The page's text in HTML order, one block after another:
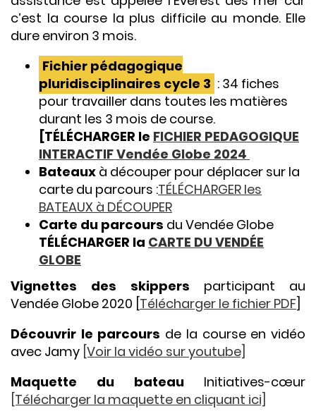
c’est la course la plus difficile au monde. Elle
dure environ 3 mois.
Fichier pédagogique
pluridisciplinaires cycle 3 : 34 fiches
pour travailler dans toutes les matières
durant les 3 mois de course.
[TÉLÉCHARGER le FICHIER PEDAGOGIQUE
INTERACTIF Vendée Globe 2024
Bateaux à découper pour déplacer sur la
carte du parcours :TÉLÉCHARGER les
BATEAUX à DÉCOUPER
Carte du parcours du Vendée Globe
TÉLÉCHARGER la CARTE DU VENDÉE
GLOBE
Vignettes des skippers participant au
Vendée Globe 2020 [ Télécharger le fichier PDF
Découvrir le parcours de la course en vidéo
avec Jamy [Voir la vidéo sur youtube]
Maquette du bateau Initiatives-cœur
[Télécharger la maquette en cliquant ici]